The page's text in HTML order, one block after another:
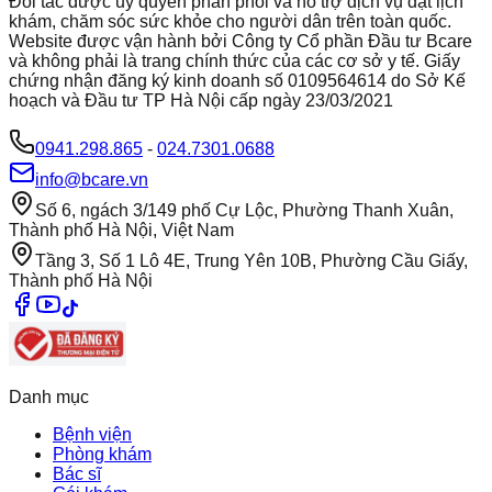
khám, chăm sóc sức khỏe cho người dân trên toàn quốc.
Website được vận hành bởi Công ty Cổ phần Đầu tư Bcare
và không phải là trang chính thức của các cơ sở y tế. Giấy
chứng nhận đăng ký kinh doanh số 0109564614 do Sở Kế
hoạch và Đầu tư TP Hà Nội cấp ngày 23/03/2021
0941.298.865 - 024.7301.0688
info@bcare.vn
Số 6, ngách 3/149 phố Cự Lộc, Phường Thanh Xuân,
Thành phố Hà Nội, Việt Nam
Tầng 3, Số 1 Lô 4E, Trung Yên 10B, Phường Cầu Giấy,
Thành phố Hà Nội
Danh mục
Bệnh viện
Phòng khám
Bác sĩ